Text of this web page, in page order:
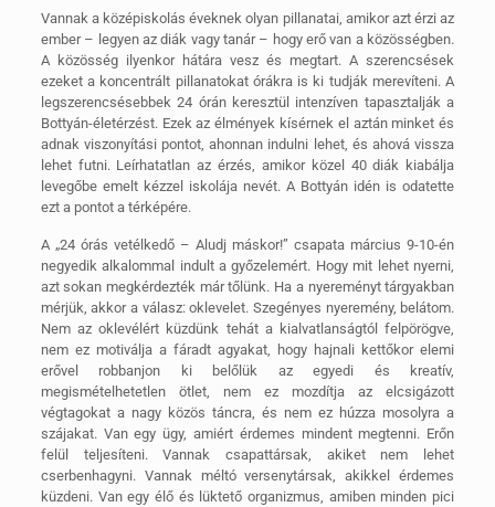
Vannak a középiskolás éveknek olyan pillanatai, amikor azt érzi az
ember – legyen az diák vagy tanár – hogy erő van a közösségben.
A közösség ilyenkor hátára vesz és megtart. A szerencsések
ezeket a koncentrált pillanatokat órákra is ki tudják merevíteni. A
legszerencsésebbek 24 órán keresztül intenzíven tapasztalják a
Bottyán-életérzést. Ezek az élmények kísérnek el aztán minket és
adnak viszonyítási pontot, ahonnan indulni lehet, és ahová vissza
lehet futni. Leírhatatlan az érzés, amikor közel 40 diák kiabálja
levegőbe emelt kézzel iskolája nevét. A Bottyán idén is odatette
ezt a pontot a térképére.
A „24 órás vetélkedő – Aludj máskor!” csapata március 9-10-én
negyedik alkalommal indult a győzelemért. Hogy mit lehet nyerni,
azt sokan megkérdezték már tőlünk. Ha a nyereményt tárgyakban
mérjük, akkor a válasz: oklevelet. Szegényes nyeremény, belátom.
Nem az oklevélért küzdünk tehát a kialvatlanságtól felpörögve,
nem ez motiválja a fáradt agyakat, hogy hajnali kettőkor elemi
erővel robbanjon ki belőlük az egyedi és kreatív,
megismételhetetlen ötlet, nem ez mozdítja az elcsigázott
végtagokat a nagy közös táncra, és nem ez húzza mosolyra a
szájakat. Van egy ügy, amiért érdemes mindent megtenni. Erőn
felül teljesíteni. Vannak csapattársak, akiket nem lehet
cserbenhagyni. Vannak méltó versenytársak, akikkel érdemes
küzdeni. Van egy élő és lüktető organizmus, amiben minden pici